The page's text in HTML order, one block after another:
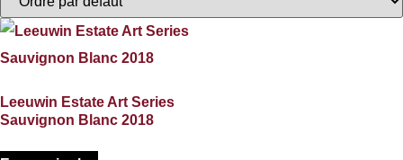
Leeuwin Estate Art Series
Sauvignon Blanc 2018